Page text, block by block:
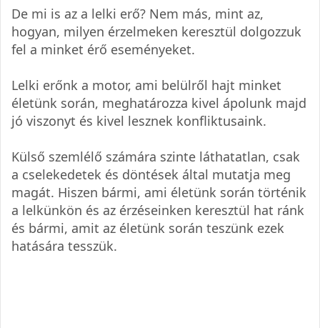
De mi is az a lelki erő? Nem más, mint az,
hogyan, milyen érzelmeken keresztül dolgozzuk
fel a minket érő eseményeket.
Lelki erőnk a motor, ami belülről hajt minket
életünk során, meghatározza kivel ápolunk majd
jó viszonyt és kivel lesznek konfliktusaink.
Külső szemlélő számára szinte láthatatlan, csak
a cselekedetek és döntések által mutatja meg
magát. Hiszen bármi, ami életünk során történik
a lelkünkön és az érzéseinken keresztül hat ránk
és bármi, amit az életünk során teszünk ezek
hatására tesszük.